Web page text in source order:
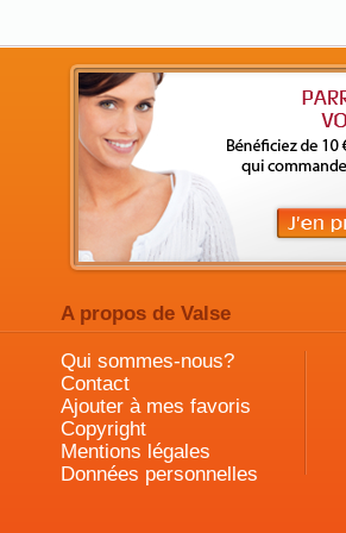
A propos de Valse
Qui sommes-nous?
Contact
Ajouter à mes favoris
Copyright
Mentions légales
Données personnelles